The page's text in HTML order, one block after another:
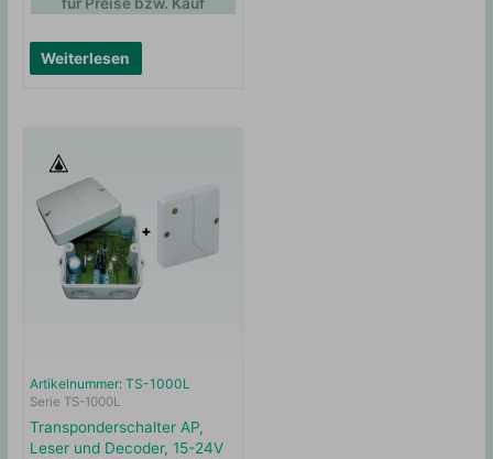
Weiterlesen
für Preise bzw. Kauf
Artikelnummer: TS-1000L
Serie TS-1000L
Transponderschalter AP,
Leser und Decoder, 15-24V